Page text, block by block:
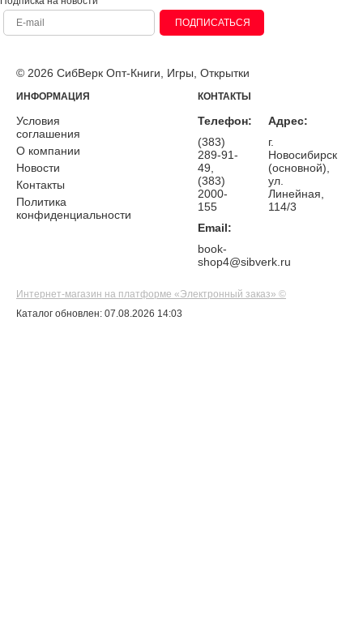
ПОДПИСАТЬСЯ
© 2026 СибВерк Опт-Книги, Игры, Открытки
ИНФОРМАЦИЯ
Условия
соглашения
О компании
Новости
Контакты
Политика
конфиденциальности
КОНТАКТЫ
Телефон:
(383)
289-91-
49,
(383)
2000-
155
Email:
book-
shop4@sibverk.ru
Адрес:
г.
Новосибирск
(основной),
ул.
Линейная,
114/3
Интернет-магазин на платформе «Электронный заказ» ©
Каталог обновлен: 07.08.2026 14:03